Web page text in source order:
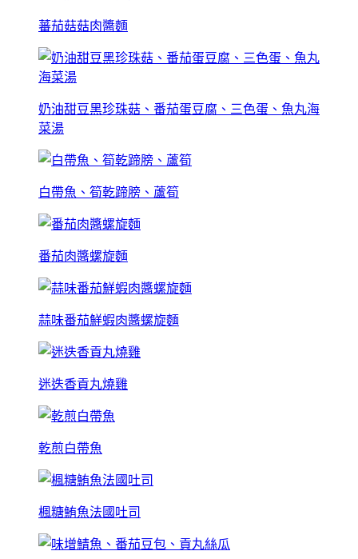
蕃茄菇菇肉醬麵
奶油甜豆黑珍珠菇、番茄蛋豆腐、三色蛋、魚丸海
菜湯
白帶魚、筍乾蹄膀、蘆筍
番茄肉醬螺旋麵
蒜味番茄鮮蝦肉醬螺旋麵
迷迭香貢丸燒雞
乾煎白帶魚
楓糖鮪魚法國吐司